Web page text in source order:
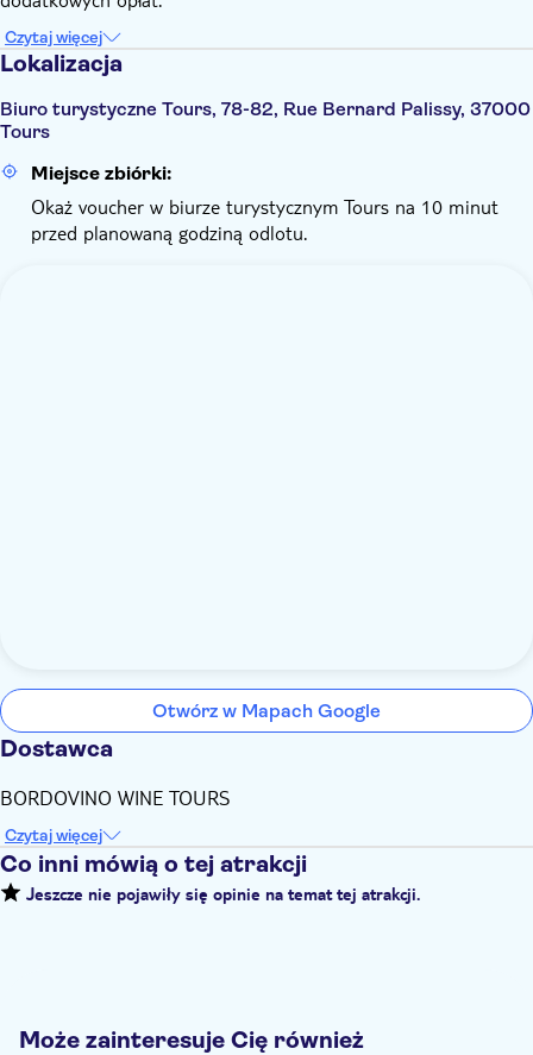
Czytaj więcej
Lokalizacja
Biuro turystyczne Tours, 78-82, Rue Bernard Palissy, 37000
Tours
Miejsce zbiórki:
Okaż voucher w biurze turystycznym Tours na 10 minut
przed planowaną godziną odlotu.
Otwórz w Mapach Google
Dostawca
BORDOVINO WINE TOURS
Czytaj więcej
Co inni mówią o tej atrakcji
Jeszcze nie pojawiły się opinie na temat tej atrakcji.
Może zainteresuje Cię również